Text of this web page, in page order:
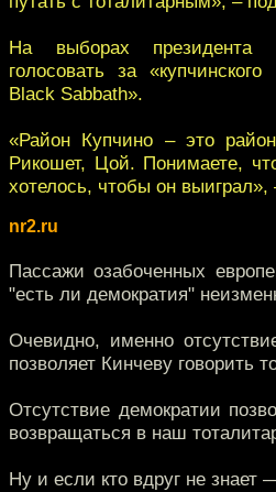
На выборах
голосовать за
Black Sabbath».
«Район Купчино – это
Рикошет, Цой. Понимаете,
хотелось, чтобы он выиграл»,
nr2.ru
Пассажи озабоченных
"есть ли демократия"
Очевидно, именно
позволяет Кинчеву говорить
Отсутствие демократии
возвращаться в наш
Ну и если кто вдруг не знает